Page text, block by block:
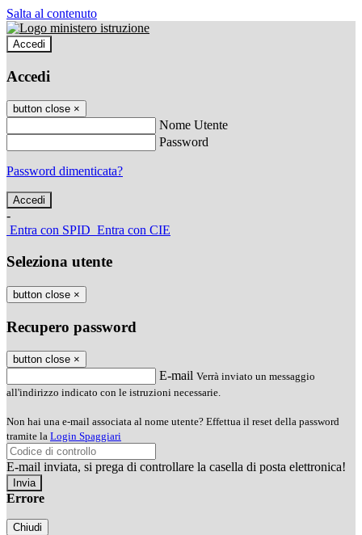
Salta al contenuto
Accedi
Accedi
button close ×
Nome Utente
Password
Password dimenticata?
-
Entra con SPID Entra con CIE
Seleziona utente
button close ×
Recupero password
button close ×
E-mail Verrà inviato un messaggio
all'indirizzo indicato con le istruzioni necessarie.
Non hai una e-mail associata al nome utente? Effettua il reset della password
tramite la Login Spaggiari
E-mail inviata, si prega di controllare la casella di posta elettronica!
Errore
Chiudi